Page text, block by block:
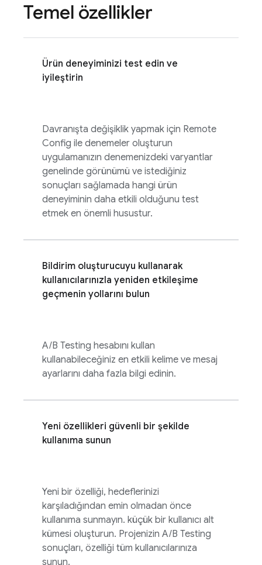
Temel özellikler
Ürün deneyiminizi test edin ve
iyileştirin
Davranışta değişiklik yapmak için Remote
Config ile denemeler oluşturun
uygulamanızın denemenizdeki varyantlar
genelinde görünümü ve istediğiniz
sonuçları sağlamada hangi ürün
deneyiminin daha etkili olduğunu test
etmek en önemli husustur.
Bildirim oluşturucuyu kullanarak
kullanıcılarınızla yeniden etkileşime
geçmenin yollarını bulun
A/B Testing hesabını kullan
kullanabileceğiniz en etkili kelime ve mesaj
ayarlarını daha fazla bilgi edinin.
Yeni özellikleri güvenli bir şekilde
kullanıma sunun
Yeni bir özelliği, hedeflerinizi
karşıladığından emin olmadan önce
kullanıma sunmayın. küçük bir kullanıcı alt
kümesi oluşturun. Projenizin A/B Testing
sonuçları, özelliği tüm kullanıcılarınıza
sunun.